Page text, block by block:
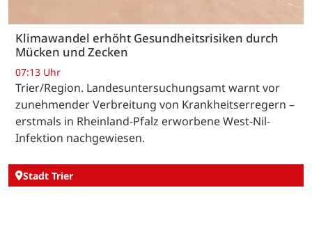
Klimawandel erhöht Gesundheitsrisiken durch
Mücken und Zecken
07:13 Uhr
Trier/Region. Landesuntersuchungsamt warnt vor
zunehmender Verbreitung von Krankheitserregern –
erstmals in Rheinland-Pfalz erworbene West-Nil-
Infektion nachgewiesen.
Stadt Trier